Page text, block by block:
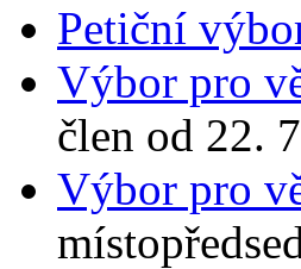
Petiční
Výbor pro
člen od 22.
Výbor pro